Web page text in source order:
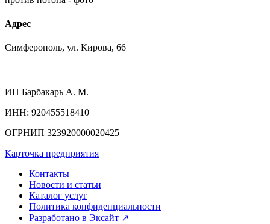
Адрес
Симферополь, ул. Кирова, 66
ИП Барбакарь А. М.
ИНН: 920455518410
ОГРНИП 323920000020425
Карточка предприятия
Контакты
Новости и статьи
Каталог услуг
Политика конфиденциальности
Разработано в Эксайт ↗